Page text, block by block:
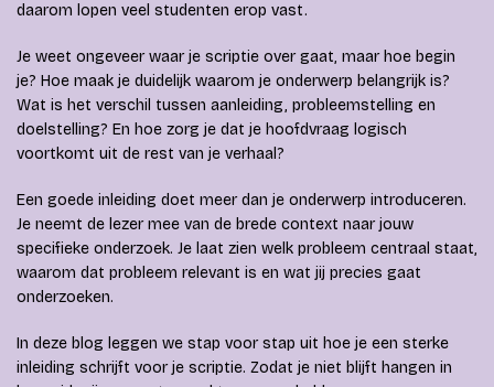
daarom lopen veel studenten erop vast.
Je weet ongeveer waar je scriptie over gaat, maar hoe begin
je? Hoe maak je duidelijk waarom je onderwerp belangrijk is?
Wat is het verschil tussen aanleiding, probleemstelling en
doelstelling? En hoe zorg je dat je hoofdvraag logisch
voortkomt uit de rest van je verhaal?
Een goede inleiding doet meer dan je onderwerp introduceren.
Je neemt de lezer mee van de brede context naar jouw
specifieke onderzoek. Je laat zien welk probleem centraal staat,
waarom dat probleem relevant is en wat jij precies gaat
onderzoeken.
In deze blog leggen we stap voor stap uit hoe je een sterke
inleiding schrijft voor je scriptie. Zodat je niet blijft hangen in